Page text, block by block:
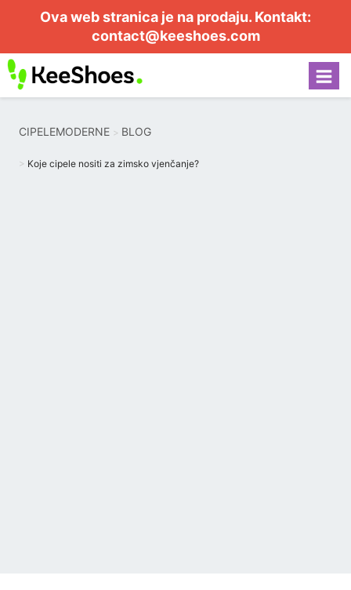
Ova web stranica je na prodaju. Kontakt:
contact@keeshoes.com
CIPELEMODERNE BLOG
Koje cipele nositi za zimsko vjenčanje?